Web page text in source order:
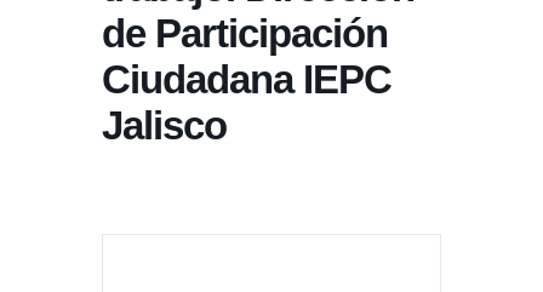
de Participación
Ciudadana IEPC
Jalisco